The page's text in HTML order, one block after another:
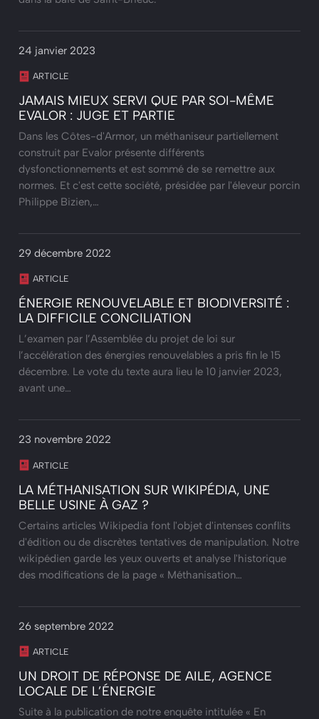
24 janvier 2023
ARTICLE
JAMAIS MIEUX SERVI QUE PAR SOI-MÊME
EVALOR : JUGE ET PARTIE
Dans les Côtes-d'Armor, un méthaniseur partiellement
construit par Evalor présente différents
dysfonctionnements et est sommé de se remettre aux
normes. Et c'est cette société, présidée par l'éleveur porcin
Philippe Bizien,…
29 décembre 2022
ARTICLE
ÉNERGIE RENOUVELABLE ET BIODIVERSITÉ :
LA DIFFICILE CONCILIATION
L’examen par l’Assemblée du projet de loi sur
l’accélération des énergies renouvelables a pris fin le 15
décembre. Le vote du texte aura lieu le 10 janvier 2023,
avant une…
23 novembre 2022
ARTICLE
LA MÉTHANISATION SUR WIKIPÉDIA, UNE
BELLE USINE À GAZ ?
Certains articles Wikipedia font l'objet d'intenses conflits
d'édition ou de discrètes tentatives de manipulation. Notre
wikipédien garde les yeux ouverts et analyse l'historique
des modifications de la page « Méthanisation…
26 septembre 2022
ARTICLE
UN DROIT DE RÉPONSE DE AILE, AGENCE
LOCALE DE L’ÉNERGIE
Suite à la publication de notre enquête intitulée « En